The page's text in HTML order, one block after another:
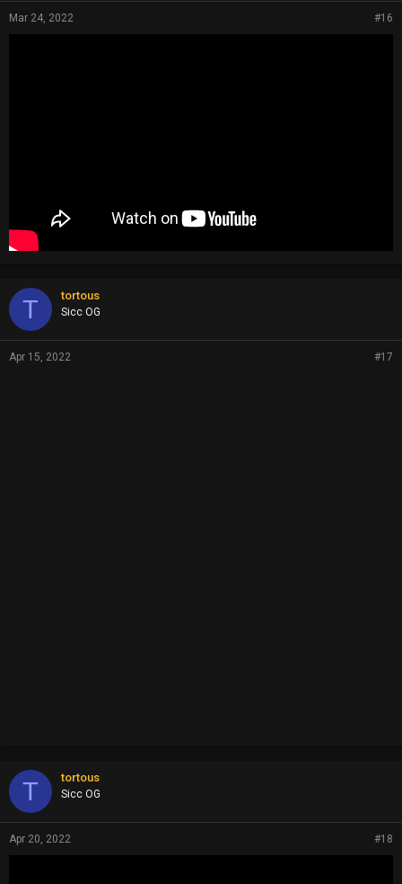
Mar 24, 2022 #16
T tortous
Sicc OG
Apr 15, 2022 #17
T tortous
Sicc OG
Apr 20, 2022 #18